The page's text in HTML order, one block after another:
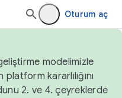
Oturum aç
modelimizle
kararlılığını
2. ve 4. çeyreklerde